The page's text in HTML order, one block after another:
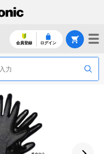
会員登録 ログイン